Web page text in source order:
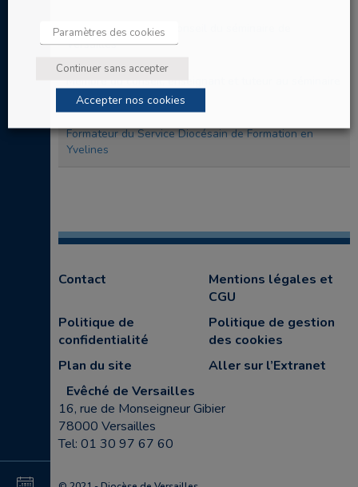
Membre résident du conseil du séminaire de
Versailles
de Versailles
Formateur du Service Diocésain de Formation en
Yvelines
Contact
Mentions légales et
CGU
Politique de
confidentialité
Politique de gestion
des cookies
Plan du site
Aller sur l’Extranet
Evêché de Versailles
16, rue de Monseigneur Gibier
78000 Versailles
Tel: 01 30 97 67 60
Paramètres des cookies
Continuer sans accepter
Accepter nos cookies